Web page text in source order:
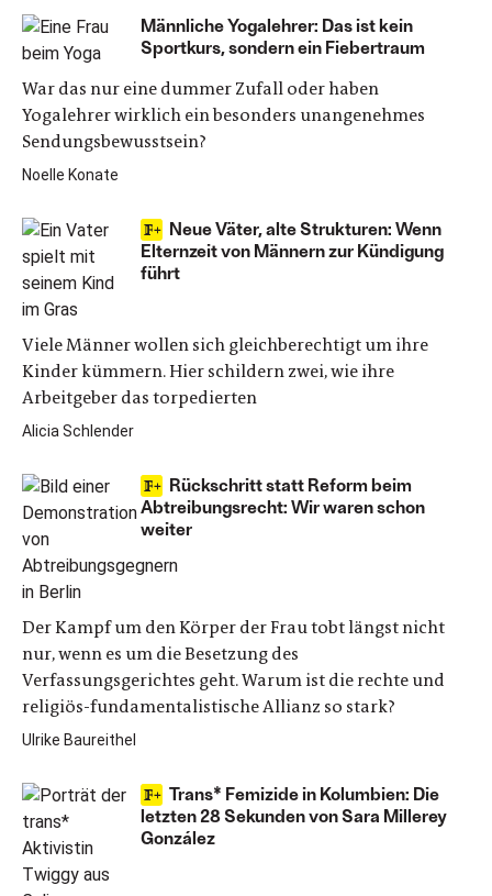
Männliche Yogalehrer: Das ist kein
Sportkurs, sondern ein Fiebertraum
War das nur eine dummer Zufall oder haben
Yogalehrer wirklich ein besonders unangenehmes
Sendungsbewusstsein?
Noelle Konate
Neue Väter, alte Strukturen: Wenn
Elternzeit von Männern zur Kündigung
führt
Viele Männer wollen sich gleichberechtigt um ihre
Kinder kümmern. Hier schildern zwei, wie ihre
Arbeitgeber das torpedierten
Alicia Schlender
Rückschritt statt Reform beim
Abtreibungsrecht: Wir waren schon
weiter
Der Kampf um den Körper der Frau tobt längst nicht
nur, wenn es um die Besetzung des
Verfassungsgerichtes geht. Warum ist die rechte und
religiös-fundamentalistische Allianz so stark?
Ulrike Baureithel
Trans* Femizide in Kolumbien: Die
letzten 28 Sekunden von Sara Millerey
González